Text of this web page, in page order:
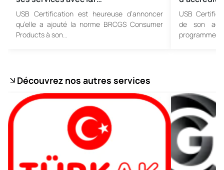
USB Certification est heureuse d’annoncer
qu’elle a ajouté la norme BRCGS Consumer
Products à son…
USB
de son
programmes
Découvrez nos autres services